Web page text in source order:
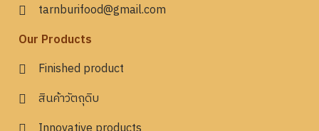
tarnburifood@gmail.com
Our Products
Finished product
สินค้าวัตถุดิบ